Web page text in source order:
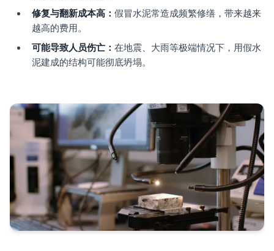
修复与翻新成本高： 假冒水泥常造成频繁修缮，带来越来
越高的费用。
可能导致人员伤亡： 在地震、大雨等极端情况下，用假水
泥建成的结构可能彻底坍塌。